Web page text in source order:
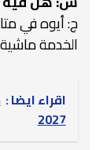
ج: أيوه في
الخدمة
اقراء ايضا :
2027